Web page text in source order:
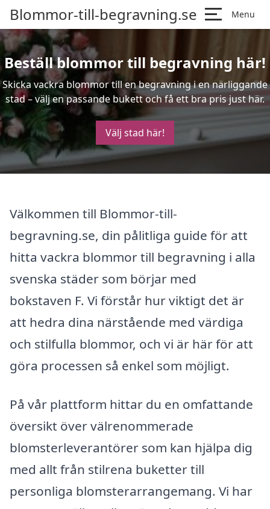
Blommor-till-begravning.se Menu
Beställ blommor till begravning här!
Skicka vackra blommor till en begravning i en närliggande
stad – välj en passande bukett och få ett bra pris just här.
Välj stad här!
Välkommen till Blommor-till-
begravning.se, din pålitliga guide för att
hitta vackra blommor till begravning i alla
svenska städer som börjar med
bokstaven F. Vi förstår hur viktigt det är
att hedra dina närstående med värdiga
och stilfulla blommor, och vi är här för att
göra processen så enkel som möjligt.
På vår plattform hittar du en omfattande
översikt över välrenommerade
blomsterleverantörer som kan hjälpa dig
med allt från stilrena buketter till
personliga blomsterarrangemang. Vi har